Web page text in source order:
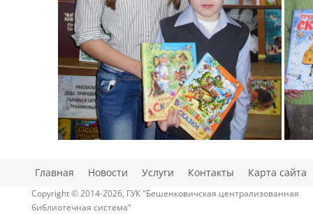
Главная Новости Услуги Контакты Карта сайта
Copyright © 2014-2026, ГУК "Бешенковичская централизованная
библиотечная система"